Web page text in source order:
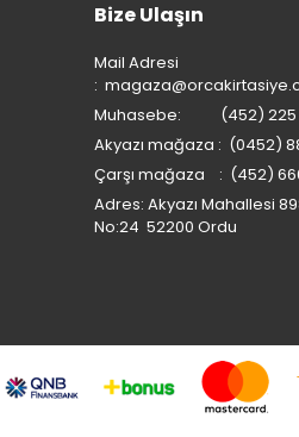
Bize Ulaşın
Mail Adresi
:
Muhasebe: (452) 225
Akyazı mağaza : (0452)
Çarşı mağaza : (452)
Adres: Akyazı Mahallesi
No:24 52200 Ordu